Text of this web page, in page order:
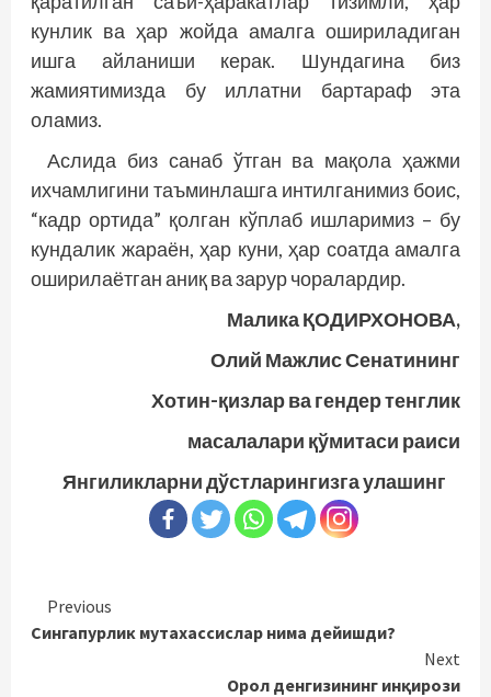
кунлик ва ҳар жойда амалга ошириладиган
ишга айланиши керак. Шундагина биз
жамиятимизда бу иллатни бартараф эта
оламиз.
Аслида биз санаб ўтган ва мақола ҳажми
ихчамлигини таъминлашга интилганимиз боис,
“кадр ортида” қолган кўплаб ишларимиз – бу
кундалик жараён, ҳар куни, ҳар соатда амалга
оширилаётган аниқ ва зарур чоралардир.
Малика ҚОДИРХОНОВА,
Олий Мажлис Сенатининг
Хотин-қизлар ва гендер тенглик
масалалари қўмитаси раиси
Янгиликларни дўстларингизга улашинг
Continue
Reading
Previous
Сингапурлик мутахассислар нима дейишди?
Next
Орол денгизининг инқирози